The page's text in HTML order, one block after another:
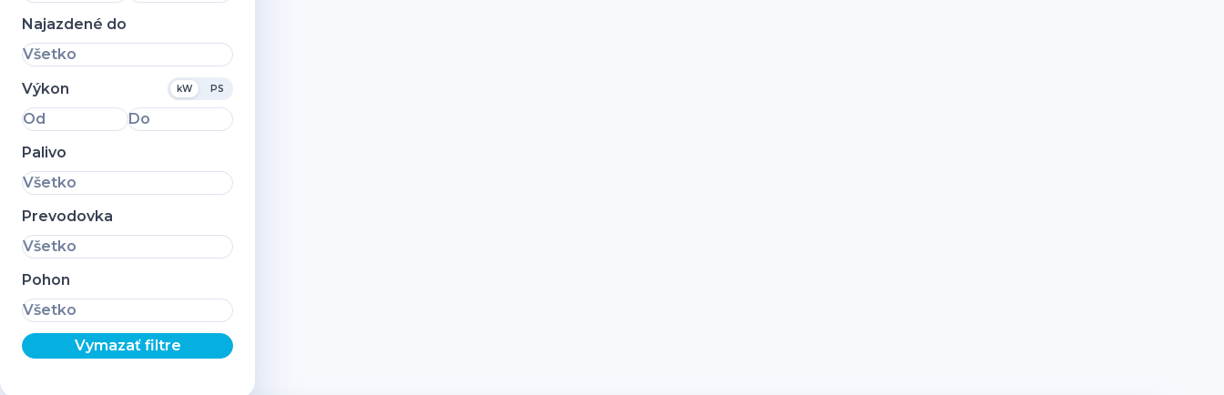
Najazdené do
Všetko
Výkon
kW PS
Od
Do
Palivo
Všetko
Prevodovka
Všetko
Pohon
Všetko
Vymazať filtre